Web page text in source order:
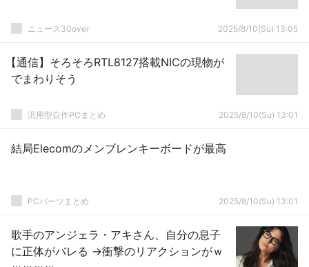
ニュース30over 2025/8/10(Su) 13:05
【通信】そろそろRTL8127搭載NICの現物が
でまわりそう
汎用型自作PCまとめ 2025/8/10(Su) 13:01
結局Elecomのメンブレンキーボードが最高
PCパーツまとめ 2025/8/10(Su) 13:01
歌手のアンジェラ・アキさん、自分の息子
に正体がバレる →衝撃のリアクションがｗ